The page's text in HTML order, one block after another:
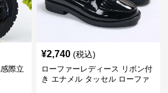
際立
¥2,740 (税込)
ローファーレディース リボン付
き エナメル タッセル ローファ